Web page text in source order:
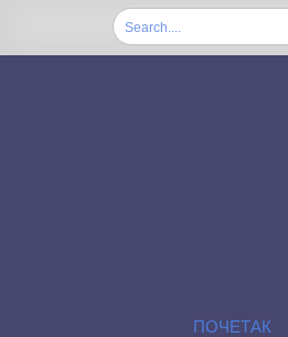
Search for:
SKIP TO CONTENT
ПОЧЕТАК